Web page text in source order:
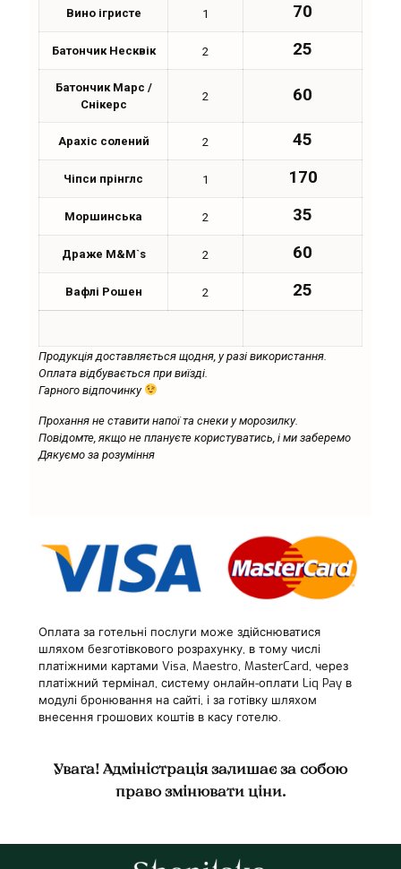
Вино ігристе 1 70
Батончик Несквік 2 25
Батончик Марс /
Снікерс
2 60
Арахіс солений 2 45
Чіпси прінглс 1 170
Моршинська 2 35
Драже M&M`s 2 60
Вафлі Рошен 2 25
Продукція доставляється щодня, у разі використання.
Оплата відбувається при виїзді.
Гарного відпочинку
Прохання не ставити напої та снеки у морозилку.
Повідомте, якщо не плануєте користуватись, і ми заберемо
Дякуємо за розуміння
Оплата за готельні послуги може здійснюватися
шляхом безготівкового розрахунку, в тому числі
платіжними картами Visa, Maestro, MasterCard, через
платіжний термінал, систему онлайн-оплати Liq Pay в
модулі бронювання на сайті, і за готівку шляхом
внесення грошових коштів в касу готелю.
Увага! Адміністрація залишає за собою
право змінювати ціни.